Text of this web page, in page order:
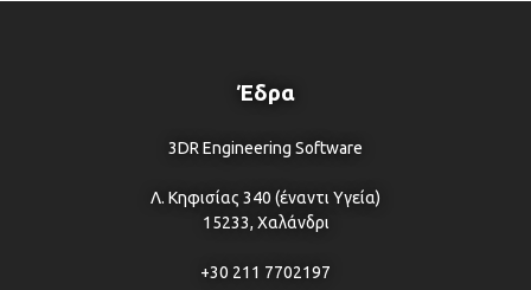
Έδρα
3DR Engineering Software
Λ. Κηφισίας 340 (έναντι Υγεία)
15233, Χαλάνδρι
+30 211 7702197